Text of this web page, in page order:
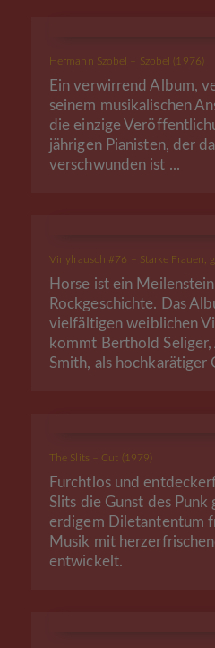
Hermann Szobel – Szobel (1976)
Ein verwirrend Album,
seinem musikalischen
die einzige
jährigen Pianisten, der
verschwunden ist ...
Vinylrausch #76 – Starke Frauen,
Horse ist ein
Rockgeschichte. Das
vielfältigen weiblichen
kommt Berthold
Smith, als hochkarätiger
The Slits – Cut (1979)
Furchtlos und
Slits die Gunst des Punk
erdigem Diletantentum
Musik mit
entwickelt.